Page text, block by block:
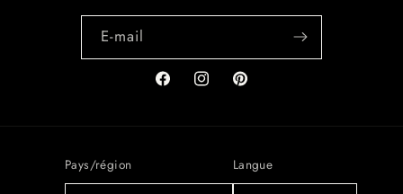
E-mail
FacebookInstagramPinterest
Pays/région Langue